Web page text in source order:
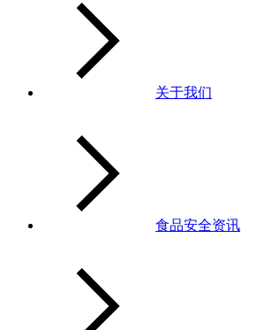
关于我们
食品安全资讯